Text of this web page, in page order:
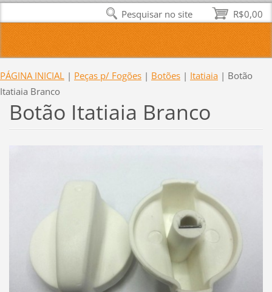
PÁGINA INICIAL | Peças p/ Fogões | Botões | Itatiaia | Botão
Itatiaia Branco
Botão Itatiaia Branco
R$0,00
Pesquisar no site